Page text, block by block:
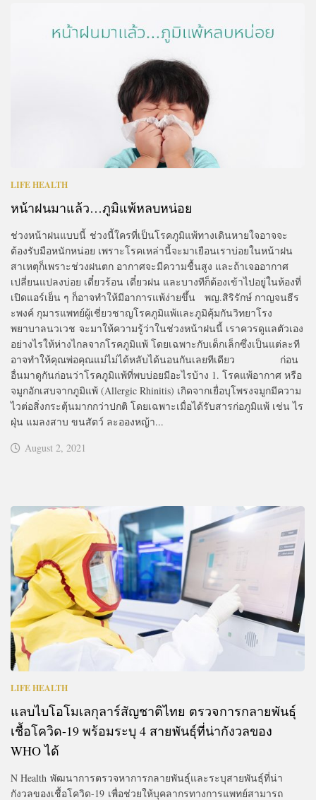
LIFE HEALTH
หน้าฝนมาแล้ว…ภูมิแพ้หลบหน่อย
ช่วงหน้าฝนแบบนี้ ช่วงนี้ใครที่เป็นโรคภูมิแพ้ทางเดินหายใจอาจจะ
ต้องรับมือหนักหน่อย เพราะโรคเหล่านี้จะมาเยือนเราบ่อยในหน้าฝน
สาเหตุก็เพราะช่วงฝนตก อากาศจะมีความชื้นสูง และถ้าเจออากาศ
เปลี่ยนแปลงบ่อย เดี๋ยวร้อน เดี๋ยวฝน และบางทีก็ต้องเข้าไปอยู่ในห้องที่
เปิดแอร์เย็น ๆ ก็อาจทำให้มีอาการแพ้ง่ายขึ้น พญ.สิริรักษ์ กาญจนธีร
ะพงค์ กุมารแพทย์ผู้เชี่ยวชาญโรคภูมิแพ้และภูมิคุ้มกันวิทยาโรง
พยาบาลนวเวช จะมาให้ความรู้ว่าในช่วงหน้าฝนนี้ เราควรดูแลตัวเอง
อย่างไรให้ห่างไกลจากโรคภูมิแพ้ โดยเฉพาะกับเด็กเล็กซึ่งเป็นแต่ละที
อาจทำให้คุณพ่อคุณแม่ไม่ได้หลับได้นอนกันเลยทีเดียว ก่อน
อื่นมาดูกันก่อนว่าโรคภูมิแพ้ที่พบบ่อยมีอะไรบ้าง 1. โรคแพ้อากาศ หรือ
จมูกอักเสบจากภูมิแพ้ (Allergic Rhinitis) เกิดจากเยื่อบุโพรงจมูกมีความ
ไวต่อสิ่งกระตุ้นมากกว่าปกติ โดยเฉพาะเมื่อได้รับสารก่อภูมิแพ้ เช่น ไร
ฝุ่น แมลงสาบ ขนสัตว์ ละอองหญ้า...
August 2, 2021
LIFE HEALTH
แลบไบโอโมเลกุลาร์สัญชาติไทย ตรวจการกลายพันธุ์
เชื้อโควิด-19 พร้อมระบุ 4 สายพันธุ์ที่น่ากังวลของ
WHO ได้
N Health พัฒนาการตรวจหาการกลายพันธุ์และระบุสายพันธุ์ที่น่า
กังวลของเชื้อโควิด-19 เพื่อช่วยให้บุคลากรทางการแพทย์สามารถ